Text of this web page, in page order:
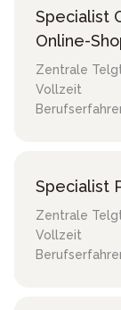
Specialist
Online-
Zentrale
Vollzeit
Specialist
Zentrale
Vollzeit